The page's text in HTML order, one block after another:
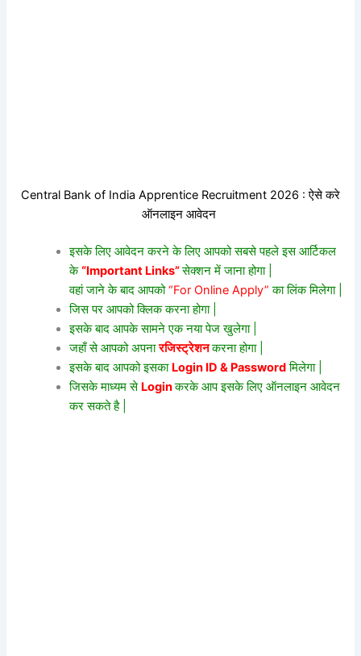
Central Bank of India Apprentice Recruitment 2026 : ऐसे करे
ऑनलाइन आवेदन
इसके लिए आवेदन करने के लिए आपको सबसे पहले इस आर्टिकल
के“Important Links”सेक्शन में जाना होगा |
वहां जाने के बाद आपको“For Online Apply” का लिंक मिलेगा |
जिस पर आपको क्लिक करना होगा |
इसके बाद आपके सामने एक नया पेज खुलेगा |
जहाँ से आपको अपनारजिस्ट्रेशनकरना होगा |
इसके बाद आपको इसका Login ID & Passwordमिलेगा |
जिसके माध्यम से Loginकरके आप इसके लिए ऑनलाइन आवेदन
कर सकते है |